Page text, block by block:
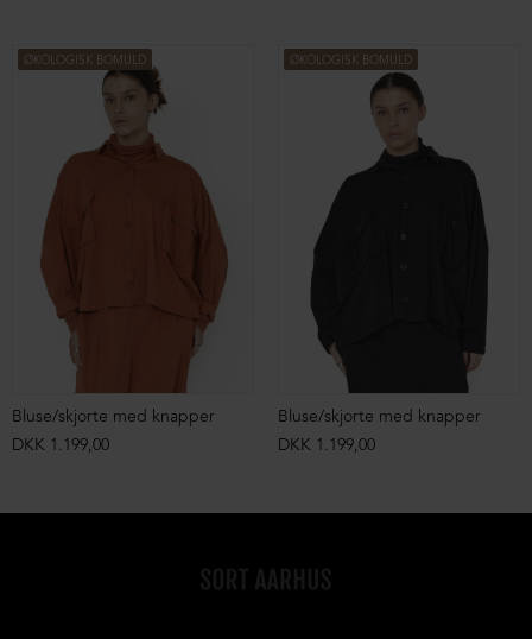
ØKOLOGISK BOMULD
Bluse/skjorte med knapper
DKK 1.199,00
ØKOLOGISK BOMULD
Bluse/skjorte med knapper
DKK 1.199,00